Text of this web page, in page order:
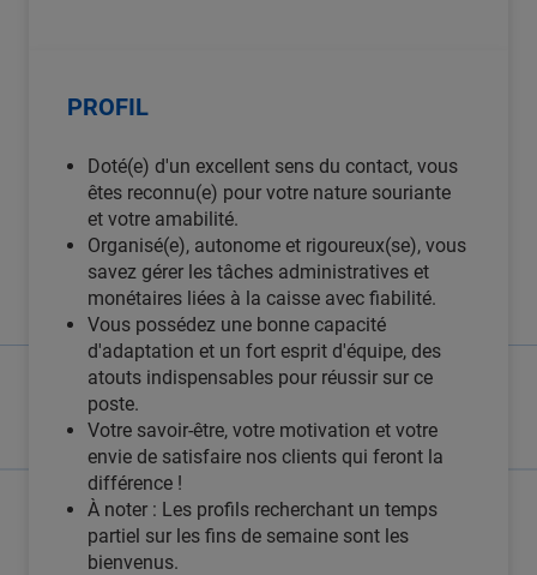
PROFIL
Doté(e) d'un excellent sens du contact, vous
êtes reconnu(e) pour votre nature souriante
et votre amabilité.
Organisé(e), autonome et rigoureux(se), vous
savez gérer les tâches administratives et
monétaires liées à la caisse avec fiabilité.
Vous possédez une bonne capacité
d'adaptation et un fort esprit d'équipe, des
atouts indispensables pour réussir sur ce
poste.
Votre savoir-être, votre motivation et votre
envie de satisfaire nos clients qui feront la
différence !
À noter : Les profils recherchant un temps
partiel sur les fins de semaine sont les
bienvenus.